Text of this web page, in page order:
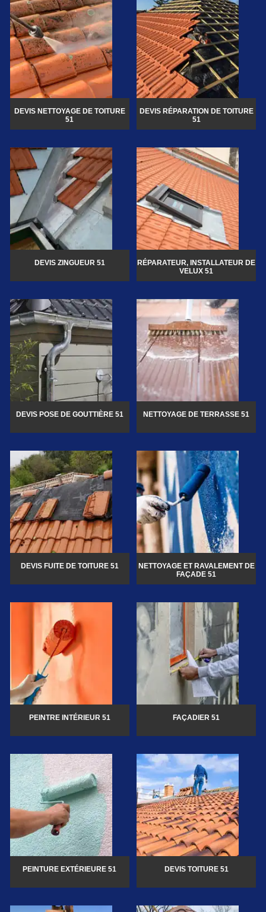
DEVIS NETTOYAGE DE TOITURE
51
DEVIS RÉPARATION DE TOITURE
51
DEVIS ZINGUEUR 51
RÉPARATEUR, INSTALLATEUR DE
VELUX 51
DEVIS POSE DE GOUTTIÈRE 51 NETTOYAGE DE TERRASSE 51
DEVIS FUITE DE TOITURE 51
NETTOYAGE ET RAVALEMENT DE
FAÇADE 51
PEINTRE INTÉRIEUR 51 FAÇADIER 51
PEINTURE EXTÉRIEURE 51 DEVIS TOITURE 51